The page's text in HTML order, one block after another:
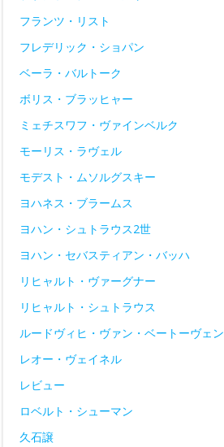
フランツ・リスト
フレデリック・ショパン
ベーラ・バルトーク
ボリス・ブラッヒャー
ミェチスワフ・ヴァインベルク
モーリス・ラヴェル
モデスト・ムソルグスキー
ヨハネス・ブラームス
ヨハン・シュトラウス2世
ヨハン・セバスティアン・バッハ
リヒャルト・ヴァーグナー
リヒャルト・シュトラウス
ルードヴィヒ・ヴァン・ベートーヴェン
レオー・ヴェイネル
レビュー
ロベルト・シューマン
久石譲